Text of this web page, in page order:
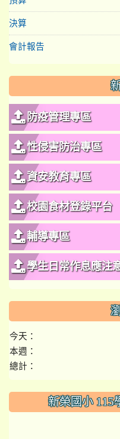
決算
會計報告
防疫管理專區
性侵害防治專區
資安教育專區
校園食材登錄平台
輔導專區
學生日常作息應注
今天：
本週：
總計：
::: 新榮國小 115